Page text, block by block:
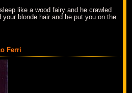
like a wood fairy and he crawled
blonde hair and he put you on the
Ferri